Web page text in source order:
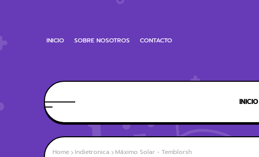
INICIO SOBRE NOSOTROS CONTACTO
INICIO
Home Indietronica Máximo Solar - Temblorsh